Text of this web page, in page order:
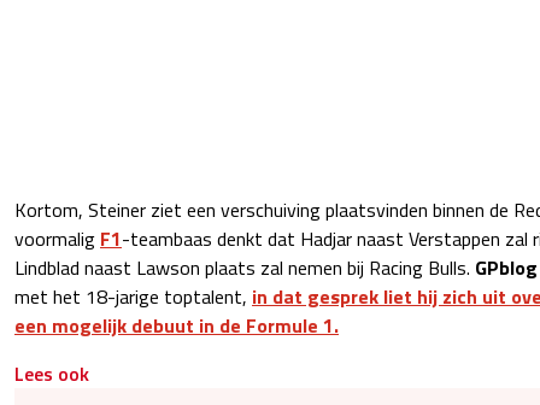
Kortom, Steiner ziet een verschuiving plaatsvinden binnen de
voormalig F1-teambaas denkt dat Hadjar naast Verstappen zal
Lindblad naast Lawson plaats zal nemen bij Racing Bulls. GPblog
met het 18-jarige toptalent, in dat gesprek liet hij zich uit
een mogelijk debuut in de Formule 1.
Lees ook